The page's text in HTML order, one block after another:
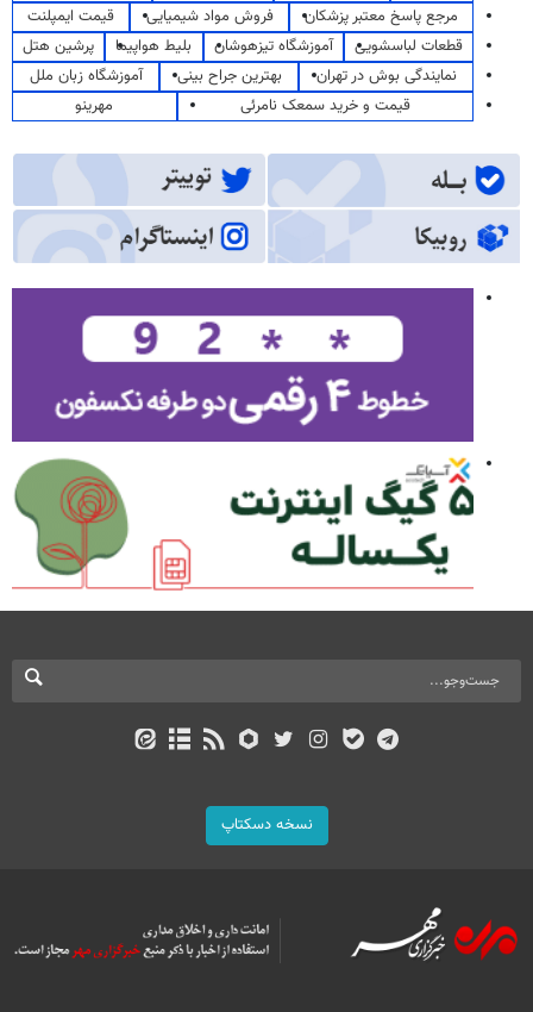
مرجع پاسخ معتبر پزشکان
فروش مواد شیمیایی
قیمت ایمپلنت
قطعات لباسشویی
آموزشگاه تیزهوشان بلیط هواپیما
پرشین هتل
نمایندگی بوش در تهران
بهترین جراح بینی
آموزشگاه زبان ملل
قیمت و خرید سمعک نامرئی
مهرینو
نسخه دسکتاپ